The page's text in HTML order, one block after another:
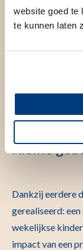
website goed te
te kunnen laten
aandacht.
omgeving
verschil tussen
Kleine
Dankzij eerdere
gerealiseerd:
wekelijkse
impact van een